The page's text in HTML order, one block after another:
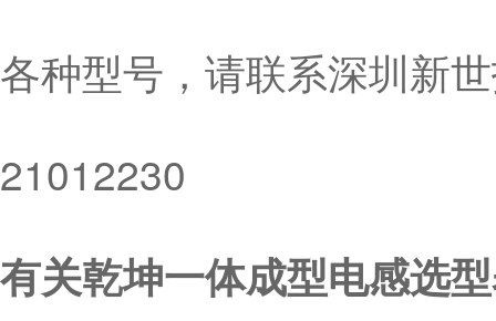
各种型号，请联系深圳新
21012230
有关乾坤一体成型电感选